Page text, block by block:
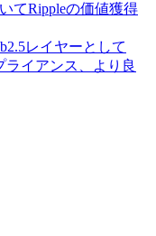
てRippleの価値獲得
レイヤーとして
ライアンス、より良